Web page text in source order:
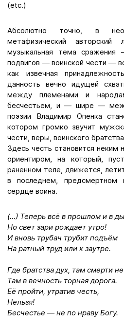
(etc.)
Абсолютно точно, в
метафизический авторский
музыкальная тема
подвигов — воинской чести —
как извечная
данность вечно идущей
между племенами и
бесчестьем, и — шире —
поэзии Владимир Опенка
котором громко звучит
чести, веры, воинского
Здесь честь становится неким
ориентиром, на который,
раненном теле, движется,
в последнем, предсмертном
сердце воина.
(…) Теперь всё в прошлом и в
Но свет зари рождает утро!
И вновь трубач трубит подъём
На ратный труд или к заутре.
Где братства дух, там смерти
Там в вечность торная дорога.
Её пройти, утратив честь,
Нельзя!
Бесчестье — не по нраву Богу.